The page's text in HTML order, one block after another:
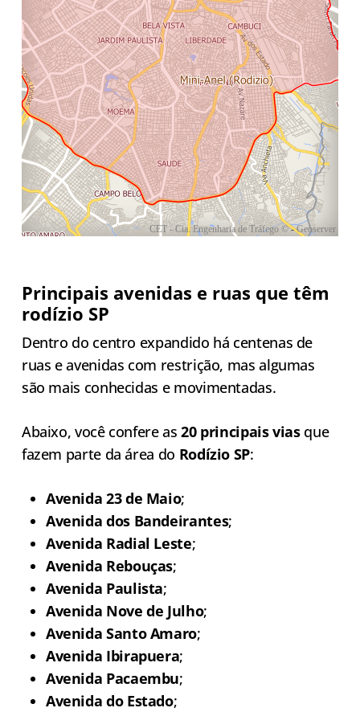
Principais avenidas e ruas que têm
rodízio SP
Dentro do centro expandido há centenas de
ruas e avenidas com restrição, mas algumas
são mais conhecidas e movimentadas.
Abaixo, você confere as20 principais viasque
fazem parte da área do Rodízio SP:
Avenida 23 de Maio;
Avenida dos Bandeirantes;
Avenida Radial Leste;
Avenida Rebouças;
Avenida Paulista;
Avenida Nove de Julho;
Avenida Santo Amaro;
Avenida Ibirapuera;
Avenida Pacaembu;
Avenida do Estado;